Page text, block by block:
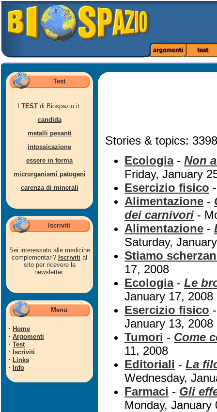
Test
TEST di Biospazio.it:
candida
metalli pesanti
intossicazione
essere in forma
microrganismi patogeni
carenza di minerali
Iscriviti
Sei interessato alle medicine
complementari? Iscriviti al
sito per ricevere la
newsletter.
Menu
· Home
· Argomenti
· Test
· Iscriviti
· Links
· Info
Stories & topics:
Ecologia- Non
Friday, January
Esercizio fisico
Alimentazione -
dei carnivori -
Alimentazione -
Saturday,
Stiamo
17, 2008
Ecologia- Le
January 17, 2008
Esercizio fisico
January 13, 2008
Tumori - Come
11, 2008
Editoriali - La
Wednesday,
Farmaci - Gli
Monday, January